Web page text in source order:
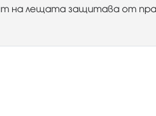
на лещата защитава от